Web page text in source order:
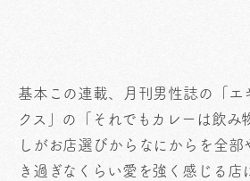
基本この連載、月刊男性誌の「エ
クス」の「それでもカレーは飲み
しがお店選びからなにからを全部
き過ぎなくらい愛を強く感じる店